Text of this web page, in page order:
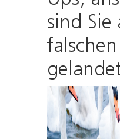
sind Sie